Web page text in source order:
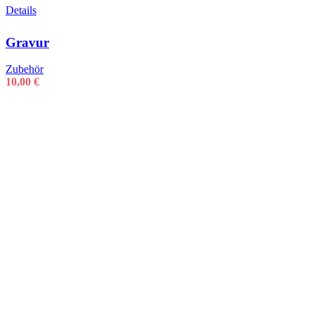
Details
Gravur
Zubehör
10,00 €